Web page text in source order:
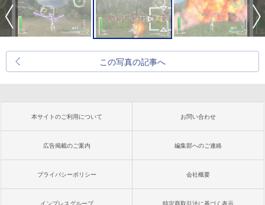
この写真の記事へ
本サイトのご利用について お問い合わせ
広告掲載のご案内 編集部へのご連絡
プライバシーポリシー 会社概要
インプレスグループ 特定商取引法に基づく表示